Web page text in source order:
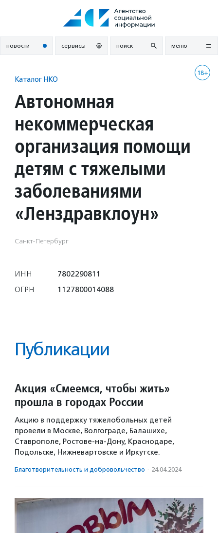
новости сервисы поиск меню
18+
Каталог НКО
Автономная
некоммерческая
организация помощи
детям с тяжелыми
заболеваниями
«Ленздравклоун»
Санкт-Петербург
ИНН
7802290811
ОГРН
1127800014088
Публикации
Акция «Смеемся, чтобы жить»
прошла в городах России
Акцию в поддержку тяжелобольных детей
провели в Москве, Волгограде, Балашихе,
Ставрополе, Ростове-на-Дону, Краснодаре,
Подольске, Нижневартовске и Иркутске.
Благотвори­тель­ность и доброволь­чест­во · 24.04.2024